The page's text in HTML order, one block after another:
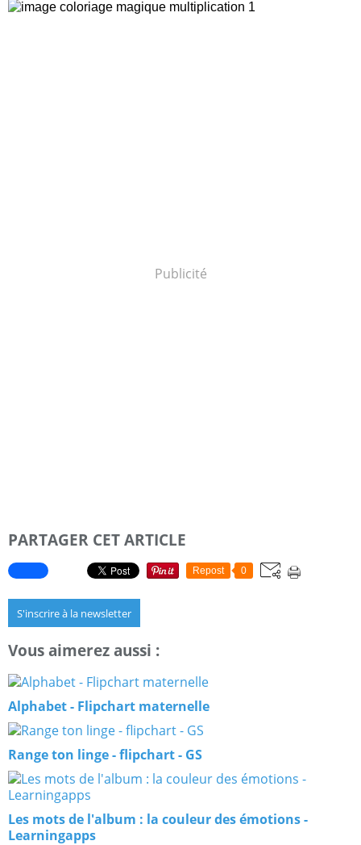
Publicité
PARTAGER CET ARTICLE
Repost 0
S'inscrire à la newsletter
Vous aimerez aussi :
Alphabet - Flipchart maternelle
Range ton linge - flipchart - GS
Les mots de l'album : la couleur des émotions -
Learningapps